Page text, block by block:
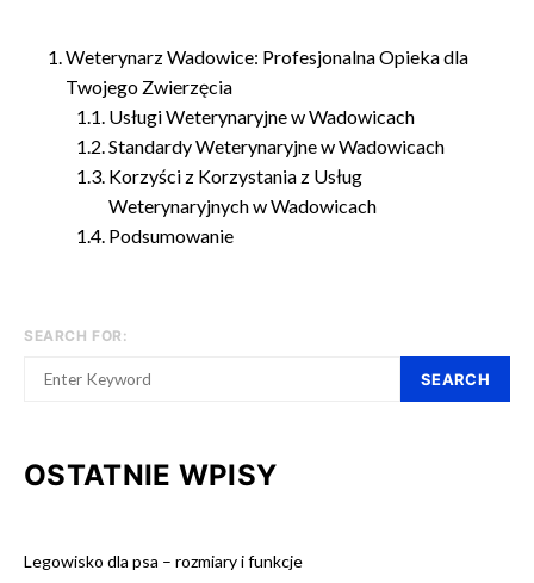
Weterynarz Wadowice: Profesjonalna Opieka dla
Twojego Zwierzęcia
Usługi Weterynaryjne w Wadowicach
Standardy Weterynaryjne w Wadowicach
Korzyści z Korzystania z Usług
Weterynaryjnych w Wadowicach
Podsumowanie
SEARCH FOR:
SEARCH
OSTATNIE WPISY
Legowisko dla psa – rozmiary i funkcje